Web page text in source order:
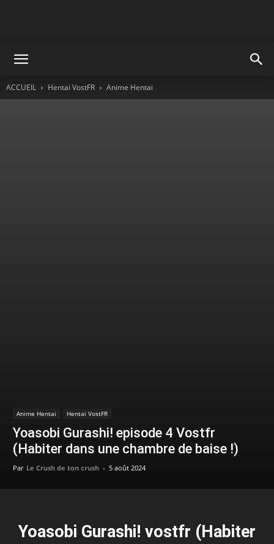
ACCUEIL Hentai VostFR Anime Hentai
Anime Hentai Hentai VostFR
Yoasobi Gurashi! episode 4 Vostfr
(Habiter dans une chambre de baise !)
Par Le Crush de ton crush - 5 août 2024
Yoasobi Gurashi! vostfr (Habiter